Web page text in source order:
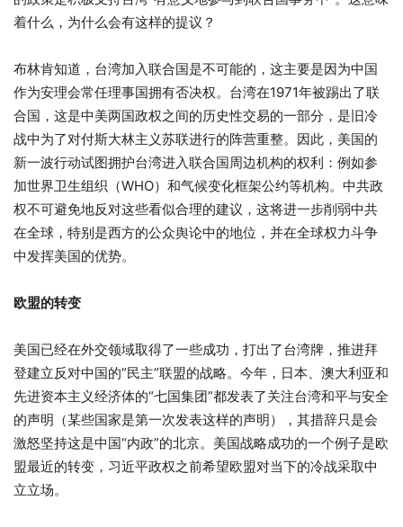
着什么，为什么会有这样的提议？
布林肯知道，台湾加入联合国是不可能的，这主要是因为中国
作为安理会常任理事国拥有否决权。台湾在1971年被踢出了联
合国，这是中美两国政权之间的历史性交易的一部分，是旧冷
战中为了对付斯大林主义苏联进行的阵营重整。因此，美国的
新一波行动试图拥护台湾进入联合国周边机构的权利：例如参
加世界卫生组织（WHO）和气候变化框架公约等机构。中共政
权不可避免地反对这些看似合理的建议，这将进一步削弱中共
在全球，特别是西方的公众舆论中的地位，并在全球权力斗争
中发挥美国的优势。
欧盟的转变
美国已经在外交领域取得了一些成功，打出了台湾牌，推进拜
登建立反对中国的”民主”联盟的战略。今年，日本、澳大利亚和
先进资本主义经济体的“七国集团”都发表了关注台湾和平与安全
的声明（某些国家是第一次发表这样的声明），其措辞只是会
激怒坚持这是中国“内政”的北京。美国战略成功的一个例子是欧
盟最近的转变，习近平政权之前希望欧盟对当下的冷战采取中
立立场。